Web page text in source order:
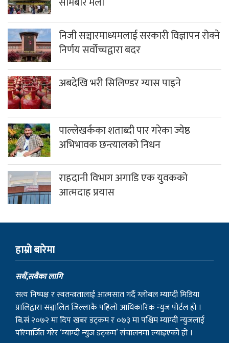
निजी सञ्चारमाध्यमलाई सरकारी विज्ञापन रोक्ने
निर्णय सर्वोच्चद्वारा बदर
अबदेखि भरी सिलिण्डर ग्यास पाइने
पाल्लेखर्कका शताब्दी पार गरेका ज्येष्ठ
अभिभावक छन्त्यालको निधन
राहदानी विभाग अगाडि एक युवकको
आत्मदाह प्रयास
हाम्राे बारेमा
सधैं,सबैका लागि
सत्य निष्पक्ष र स्वतन्त्रतालाई आत्मसात गर्दै ग्लोबल म्याग्दी मिडिया
प्रालिद्वारा सञ्चालित जिल्लाकै पहिलो आधिकारिक न्युज पोर्टल हो ।
बि.सं २०७२ मा दिप खबर डट्कम र ०७३ मा पश्चिम म्याग्दी न्युजलाई
परिमार्जित गरेर ‘म्याग्दी न्युज डट्कम’ संचालनमा ल्याइएको हो ।